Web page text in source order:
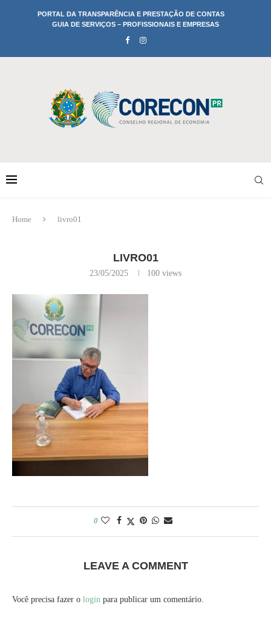
PORTAL DA TRANSPARÊNCIA E PRESTAÇÃO DE CONTAS
GUIA DE SERVIÇOS – PROFISSIONAIS E EMPRESAS
Home livro01
LIVRO01
23/05/2025 100 views
0
LEAVE A COMMENT
Você precisa fazer o login para publicar um comentário.